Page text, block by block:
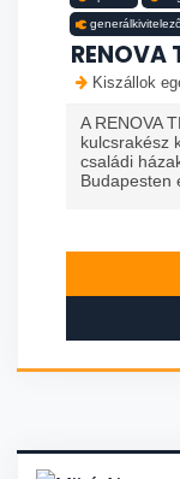
RENOVA
Kiszállok
A RENOVA
kulcsrakész
családi
Budapesten